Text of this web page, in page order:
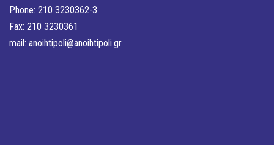
Phone: 210 3230362-3
Fax: 210 3230361
mail: anoihtipoli@anoihtipoli.gr